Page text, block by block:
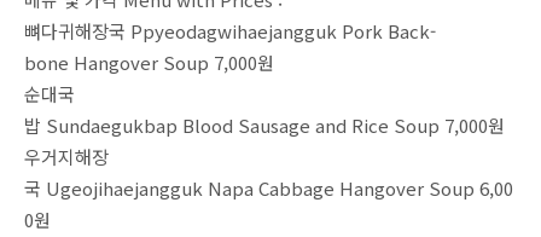
뼈다귀해장국 Ppyeodagwihaejangguk Pork Back-
bone Hangover Soup 7,000원
순대국
밥 Sundaegukbap Blood Sausage and Rice Soup 7,000원
우거지해장
국 Ugeojihaejangguk Napa Cabbage Hangover Soup 6,00
0원